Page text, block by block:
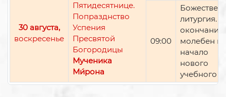
30 августа,
воскресенье
Пятидесятнице.
Попразднство
Успения
Пресвятой
Богородицы
Мученика
Ми́рона
09:00
литургия.
окончании
молебен
начало
нового
учебного